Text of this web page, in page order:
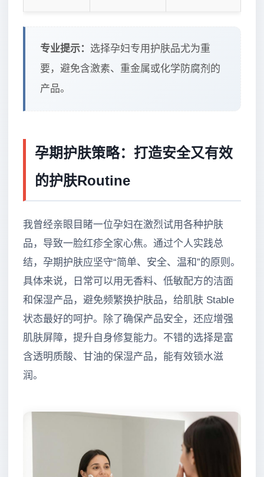
专业提示： 选择孕妇专用护肤品尤为重
要，避免含激素、重金属或化学防腐剂的
产品。
孕期护肤策略：打造安全又有效
的护肤Routine
我曾经亲眼目睹一位孕妇在激烈试用各种护肤
品，导致一脸红疹全家心焦。通过个人实践总
结，孕期护肤应坚守“简单、安全、温和”的原则。
具体来说，日常可以用无香料、低敏配方的洁面
和保湿产品，避免频繁换护肤品，给肌肤 Stable
状态最好的呵护。除了确保产品安全，还应增强
肌肤屏障，提升自身修复能力。不错的选择是富
含透明质酸、甘油的保湿产品，能有效锁水滋
润。